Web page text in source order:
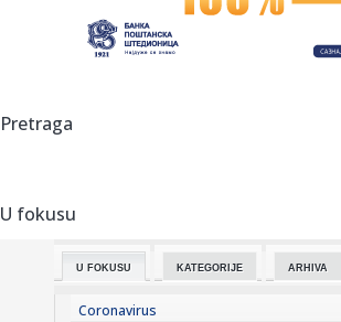
proizveden u Americ...
19:49:Veliki požar u Grudama: Gori više od
dosti...
19:49:
19:49:
Broj pljački u Francuskoj veći za
Pretraga
U fokusu
U FOKUSU KATEGORIJE ARHIVA
Coronavirus